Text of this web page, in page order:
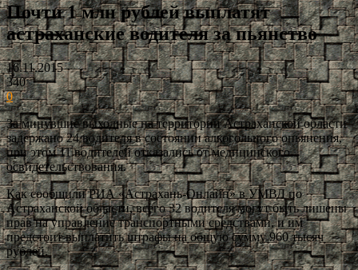
Почти 1 млн рублей выплатят
астраханские водителя за пьянство
16.11.2015
340
0
За минувшие выходные на территории Астраханской области
задержано 24 водителя в состоянии алкогольного опьянения,
при этом 11 водителей отказались от медицинского
освидетельствования.
Как сообщили РИА «Астрахань-Онлайн» в УМВД по
Астраханской области, всего 32 водителя могут быть лишены
прав на управление транспортными средствами, и им
предстоит выплатить штрафы на общую сумму 960 тысяч
рублей.